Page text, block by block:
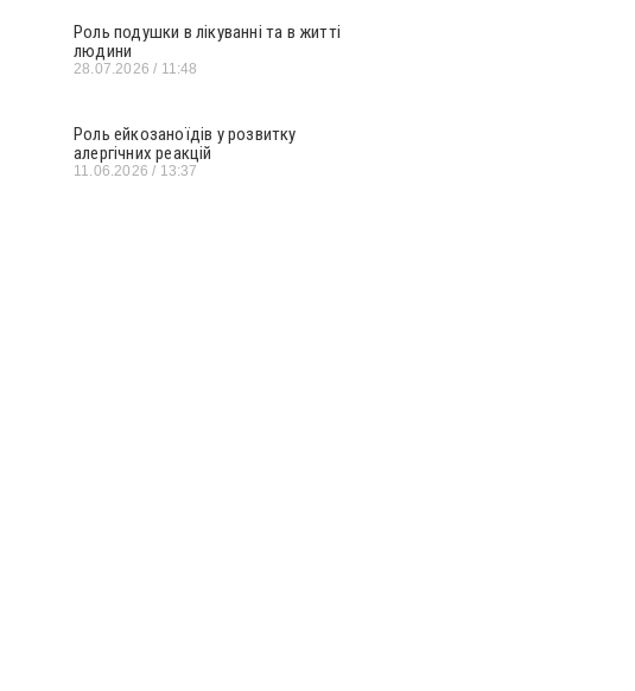
Роль подушки в лікуванні та в житті
людини
28.07.2026 11:48
Роль ейкозаноїдів у розвитку
алергічних реакцій
11.06.2026 13:37